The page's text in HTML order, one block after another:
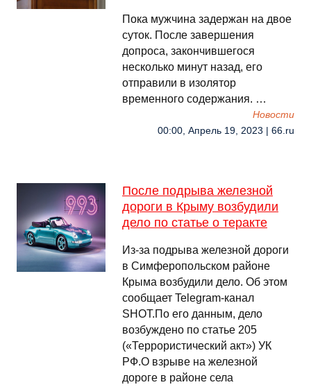
Пока мужчина задержан на двое
суток. После завершения
допроса, закончившегося
несколько минут назад, его
отправили в изолятор
временного содержания. …
Новости
00:00, Апрель 19, 2023 | 66.ru
После подрыва железной
дороги в Крыму возбудили
дело по статье о теракте
Из-за подрыва железной дороги
в Симферопольском районе
Крыма возбудили дело. Об этом
сообщает Telegram-канал
SHOT.По его данным, дело
возбуждено по статье 205
(«Террористический акт») УК
РФ.О взрыве на железной
дороге в районе села